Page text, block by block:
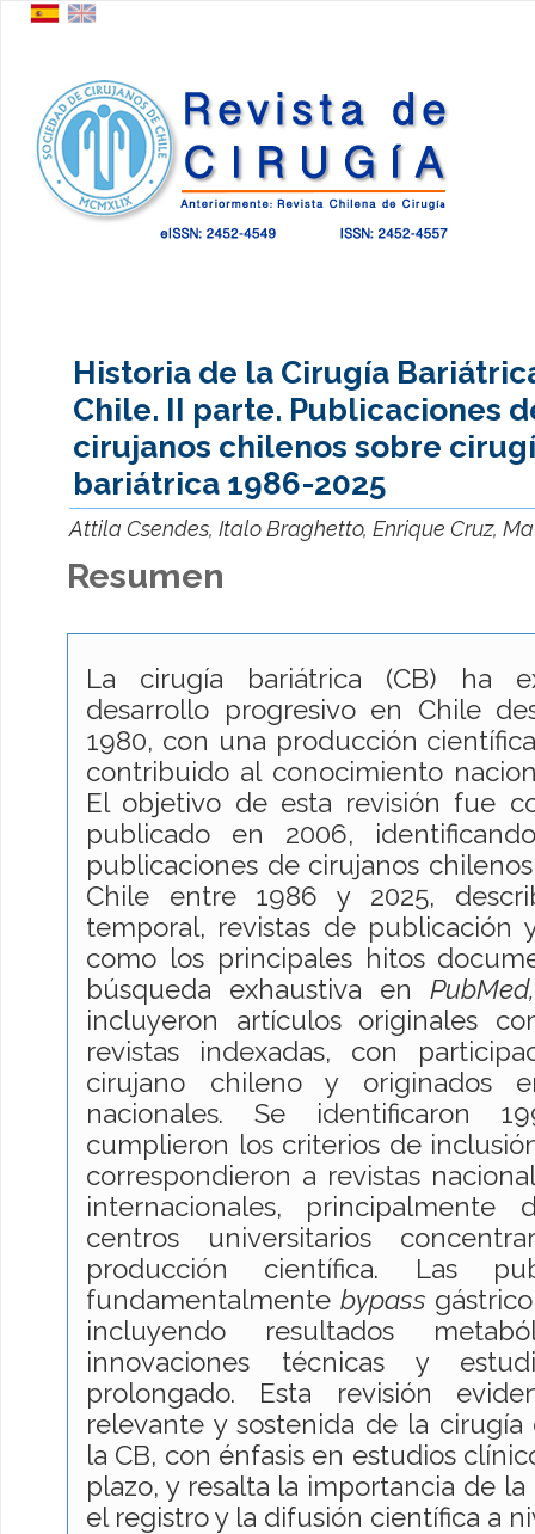
Historia de la Cirugía
Chile. II parte. Publicaciones
cirujanos chilenos sobre
bariátrica 1986-2025
Attila Csendes, Italo Braghetto, Enrique Cruz,
Resumen
La cirugía bariátrica (CB) ha
desarrollo progresivo en Chile
1980, con una producción
contribuido al conocimiento
El objetivo de esta revisión fue
publicado en 2006,
publicaciones de cirujanos
Chile entre 1986 y 2025,
temporal, revistas de publicación
como los principales hitos
búsqueda exhaustiva en
incluyeron artículos originales
revistas indexadas, con
cirujano chileno y originados
nacionales. Se identificaron
cumplieron los criterios de
correspondieron a revistas
internacionales,
centros universitarios
producción científica. Las
fundamentalmente bypass
incluyendo resultados
innovaciones técnicas y
prolongado. Esta revisión
relevante y sostenida de la
la CB, con énfasis en estudios
plazo, y resalta la importancia de
el registro y la difusión científica a